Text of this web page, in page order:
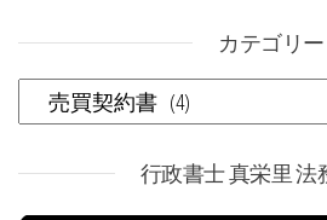
カテゴリー
カテゴリー
行政書士 真栄里 法